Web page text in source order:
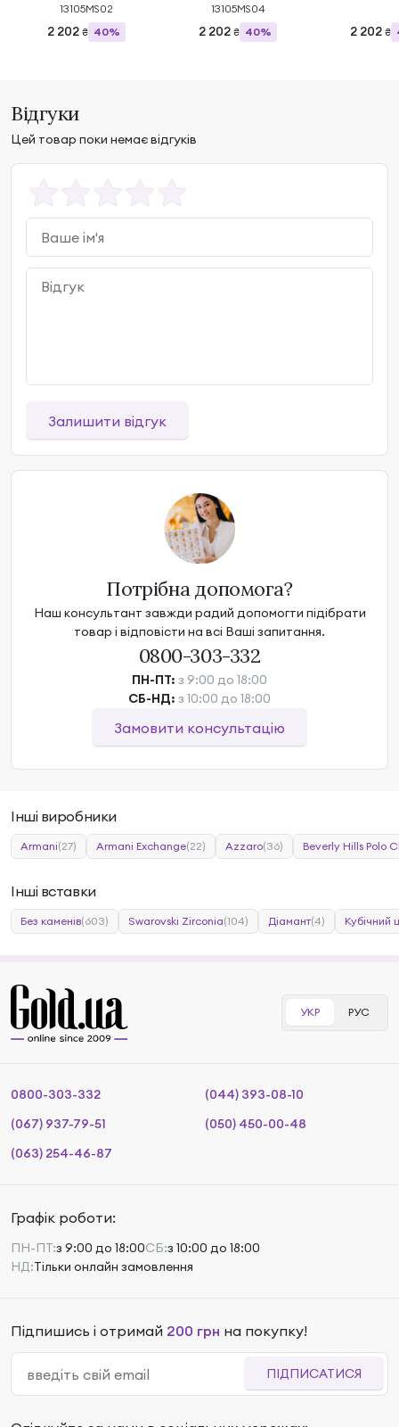
13105MS02
2 202 ₴ 40%
13105MS04
2 202 ₴ 40% 2 202 ₴
Відгуки
Цей товар поки немає відгуків
Залишити відгук
Потрібна допомога?
Наш консультант завжди радий допомогти підібрати
товар і відповісти на всі Ваші запитання.
0800-303-332
ПН-ПТ: з 9:00 до 18:00
СБ-НД: з 10:00 до 18:00
Замовити консультацію
Інші виробники
Armani(27) Armani Exchange(22) Azzaro(36) Beverly Hills Polo
Інші вставки
Без каменів(603) Swarovski Zirconia(104) Діамант(4) Кубічний
УКР РУС
0800-303-332
(044) 393-08-10
(067) 937-79-51
(050) 450-00-48
(063) 254-46-87
Графік роботи:
ПН-ПТ:з 9:00 до 18:00СБ:з 10:00 до 18:00
НД:Тільки онлайн замовлення
Підпишись і отримай 200 грн на покупку!
ПІДПИСАТИСЯ